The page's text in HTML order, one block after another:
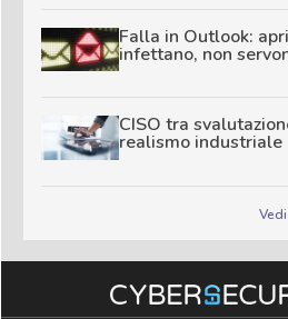
Falla in Outlook:
infettano, non
CISO tra
realismo industriale